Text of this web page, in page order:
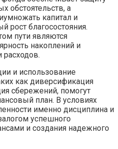
обстоятельств, а
капитал и
рост благосостояния.
пути являются
накоплений и
расходов.
и использование
как диверсификация
сбережений, помогут
план. В условиях
именно дисциплина и
успешного
и создания надежного